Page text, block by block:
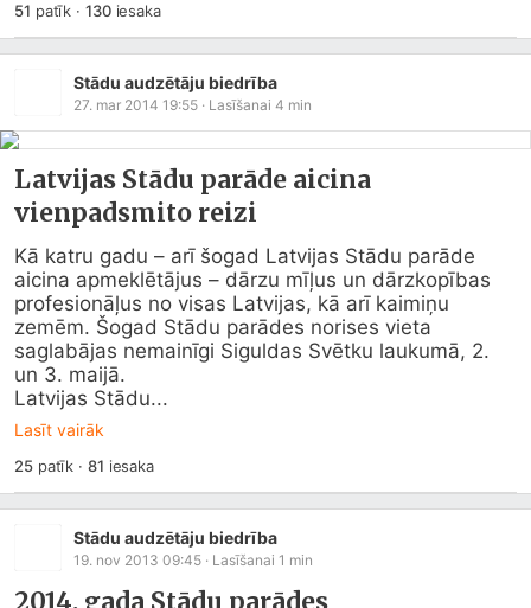
51 patīk · 130iesaka
Stādu audzētāju biedrība
27. mar 2014 19:55 · Lasīšanai 4 min
Latvijas Stādu parāde aicina
vienpadsmito reizi
Kā katru gadu – arī šogad Latvijas Stādu parāde
aicina apmeklētājus – dārzu mīļus un dārzkopības
profesionāļus no visas Latvijas, kā arī kaimiņu
zemēm. Šogad Stādu parādes norises vieta
saglabājas nemainīgi Siguldas Svētku laukumā, 2.
un 3. maijā.
Latvijas Stādu...
Lasīt vairāk
25patīk · 81 iesaka
Stādu audzētāju biedrība
19. nov 2013 09:45 · Lasīšanai 1 min
2014. gada Stādu parādes